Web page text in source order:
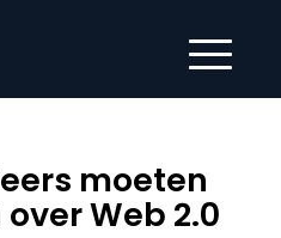
moeten
Web 2.0